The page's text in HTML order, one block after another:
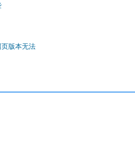
版本无法